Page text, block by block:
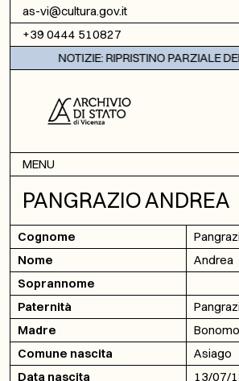
Vai al contenuto
as-vi@cultura.gov.it
+39 0444 510827
NOTIZIE: RIPRISTINO PARZIALE
MENU
PANGRAZIO ANDREA
Cognome
Nome
Andrea
Soprannome
Paternità
Madre
Comune nascita
Asiago
Data nascita
13/07/